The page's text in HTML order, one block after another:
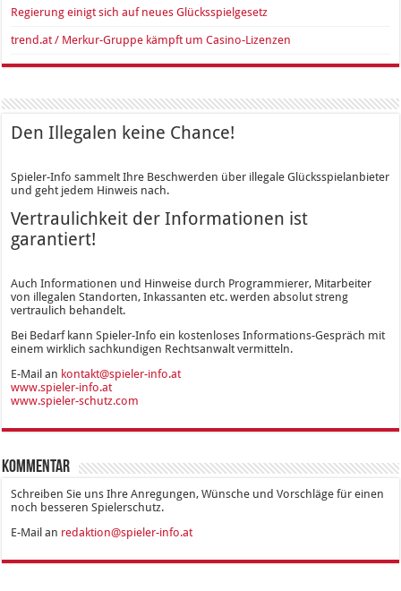
Regierung einigt sich auf neues Glücksspielgesetz
trend.at / Merkur-Gruppe kämpft um Casino-Lizenzen
Den Illegalen keine Chance!
Spieler-Info sammelt Ihre Beschwerden über illegale Glücksspielanbieter
und geht jedem Hinweis nach.
Vertraulichkeit der Informationen ist
garantiert!
Auch Informationen und Hinweise durch Programmierer, Mitarbeiter
von illegalen Standorten, Inkassanten etc. werden absolut streng
vertraulich behandelt.
Bei Bedarf kann Spieler-Info ein kostenloses Informations-Gespräch mit
einem wirklich sachkundigen Rechtsanwalt vermitteln.
E-Mail an kontakt@spieler-info.at
www.spieler-info.at
www.spieler-schutz.com
Kommentar
Schreiben Sie uns Ihre Anregungen, Wünsche und Vorschläge für einen
noch besseren Spielerschutz.
E-Mail an redaktion@spieler-info.at